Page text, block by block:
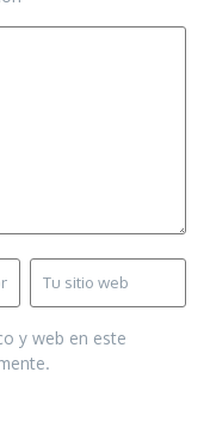
y web en este